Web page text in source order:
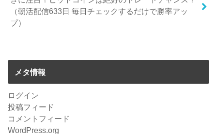
（朝活配信633日 毎日チェックするだけで勝率アッ
プ）
メタ情報
ログイン
投稿フィード
コメントフィード
WordPress.org